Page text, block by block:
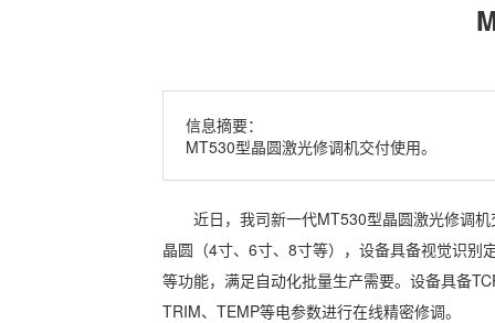
信息摘要：
MT530型晶圆激光修调机交付使用。
近日，我司新一代MT530型晶圆激光修调
晶圆（4寸、6寸、8寸等），设备具备视觉识别
等功能，满足自动化批量生产需要。设备具备
TRIM、TEMP等电参数进行在线精密修调。